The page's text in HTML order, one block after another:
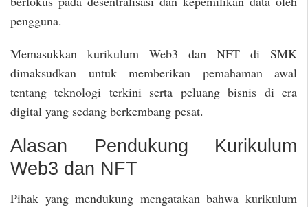
pengguna.
Memasukkan kurikulum Web3 dan NFT di SMK
dimaksudkan untuk memberikan pemahaman awal
tentang teknologi terkini serta peluang bisnis di era
digital yang sedang berkembang pesat.
Alasan Pendukung Kurikulum
Web3 dan NFT
Pihak yang mendukung mengatakan bahwa kurikulum